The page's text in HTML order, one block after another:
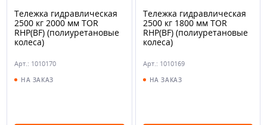
Тележка гидравлическая
2500 кг 2000 мм TOR
RHP(BF) (полиуретановые
колеса)
Арт.: 1010170
НА ЗАКАЗ
Тележка гидравлическая
2500 кг 1800 мм TOR
RHP(BF) (полиуретановые
колеса)
Арт.: 1010169
НА ЗАКАЗ